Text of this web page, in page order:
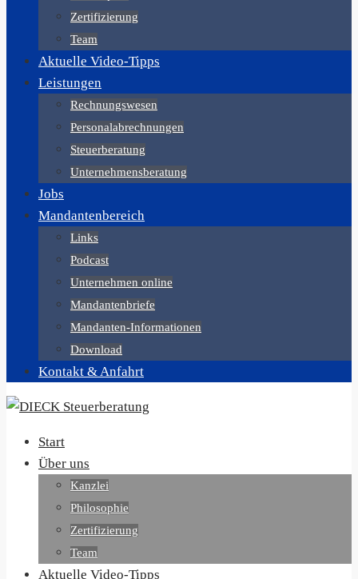
Zertifizierung
Team
Aktuelle Video-Tipps
Leistungen
Rechnungswesen
Personalabrechnungen
Steuerberatung
Unternehmensberatung
Jobs
Mandantenbereich
Links
Podcast
Unternehmen online
Mandantenbriefe
Mandanten-Informationen
Download
Kontakt & Anfahrt
Start
Über uns
Kanzlei
Philosophie
Zertifizierung
Team
Aktuelle Video-Tipps